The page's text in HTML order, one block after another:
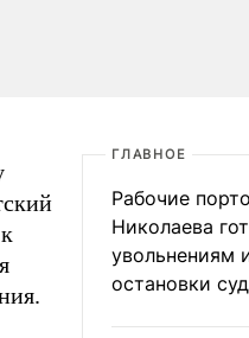
ГЛАВНОЕ
Рабочие
Николаева
увольнениям
остановки